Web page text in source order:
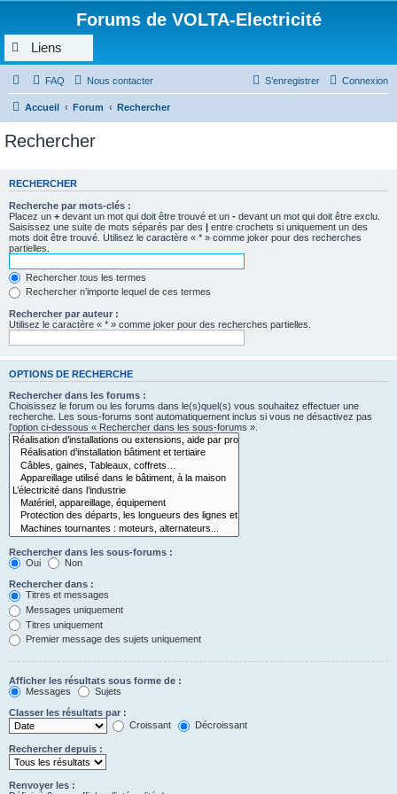
Forums de VOLTA-Electricité
Liens
FAQ Nous contacter Connexion
S’enregistrer
Accueil Forum Rechercher
Rechercher
RECHERCHER
Recherche par mots-clés :
Placez un + devant un mot qui doit être trouvé et un - devant un mot qui doit être exclu.
Saisissez une suite de mots séparés par des | entre crochets si uniquement un des
mots doit être trouvé. Utilisez le caractère « * » comme joker pour des recherches
partielles.
Rechercher tous les termes
Rechercher n’importe lequel de ces termes
Rechercher par auteur :
Utilisez le caractère « * » comme joker pour des recherches partielles.
OPTIONS DE RECHERCHE
Rechercher dans les forums :
Choisissez le forum ou les forums dans le(s)quel(s) vous souhaitez effectuer une
recherche. Les sous-forums sont automatiquement inclus si vous ne désactivez pas
l’option ci-dessous « Rechercher dans les sous-forums ».
Rechercher dans les sous-forums :
Oui
Non
Rechercher dans :
Titres et messages
Messages uniquement
Titres uniquement
Premier message des sujets uniquement
Afficher les résultats sous forme de :
Messages
Sujets
Classer les résultats par :
Croissant
Décroissant
Rechercher depuis :
Renvoyer les :